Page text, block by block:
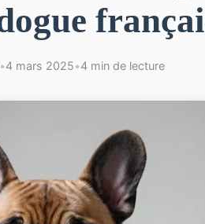
4 mars 2025•4 min de lecture